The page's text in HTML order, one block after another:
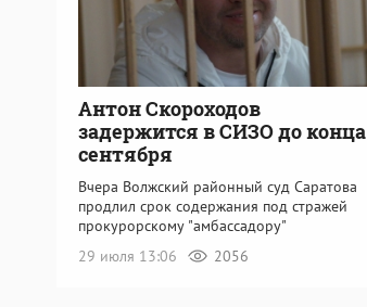
Антон Скороходов
задержится в СИЗО до конца
сентября
Вчера Волжский районный суд Саратова
продлил срок содержания под стражей
прокурорскому "амбассадору"
29 июля 13:06
2056